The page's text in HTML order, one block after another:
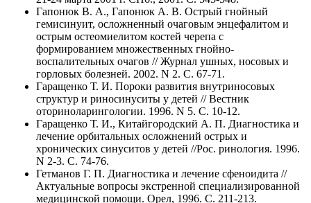
Гапонюк В. А., Гапонюк А. В. Острый гнойный
гемисинуит, осложненный очаговым энцефалитом и
острым остеомиелитом костей черепа с
формированием множественных гнойно-
воспалительных очагов // Журнал ушных, носовых и
горловых болезней. 2002. N 2. C. 67-71.
Гаращенко Т. И. Пороки развития внутриносовых
структур и риносинуситы у детей // Вестник
оториноларингологии. 1996. N 5. C. 10-12.
Гаращенко Т. И., Китайгородский А. П. Диагностика и
лечение орбитальных осложнений острых и
хронических синуситов у детей //Рос. ринология. 1996.
N 2-3. C. 74-76.
Гетманов Г. П. Диагностика и лечение сфеноидита //
Актуальные вопросы экстренной специализированной
медицинской помощи. Орел, 1996. C. 211-213.